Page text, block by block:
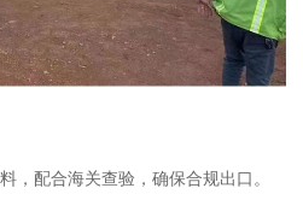
，配合海关查验，确保合规出口。